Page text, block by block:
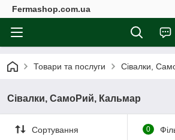
Fermashop.com.ua
Товари та послуги Сівалки,
Сівалки, СамоРий, Кальмар
Сортування 0